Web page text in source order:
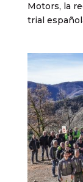
Motors, la
trial